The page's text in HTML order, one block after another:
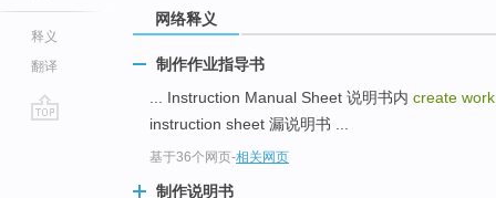
释义
翻译
网络释义
制作作业指导书
... Instruction Manual Sheet 说明书内 create
instruction sheet 漏说明书 ...
基于36个网页-相关网页
制作说明书